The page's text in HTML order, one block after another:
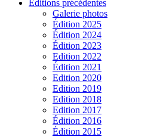
Éditions précédentes
Galerie photos
Édition 2025
Édition 2024
Édition 2023
Edition 2022
Édition 2021
Edition 2020
Edition 2019
Edition 2018
Edition 2017
Édition 2016
Édition 2015